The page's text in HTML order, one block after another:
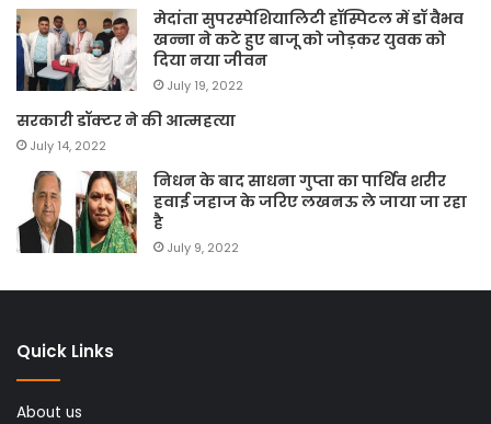
मेदांता सुपरस्पेशियालिटी हॉस्पिटल में डॉ वैभव
खन्ना ने कटे हुए बाजू को जोड़कर युवक को
दिया नया जीवन
July 19, 2022
सरकारी डॉक्टर ने की आत्महत्या
July 14, 2022
निधन के बाद साधना गुप्ता का पार्थिव शरीर
हवाई जहाज के जरिए लखनऊ ले जाया जा रहा
है
July 9, 2022
Quick Links
About us